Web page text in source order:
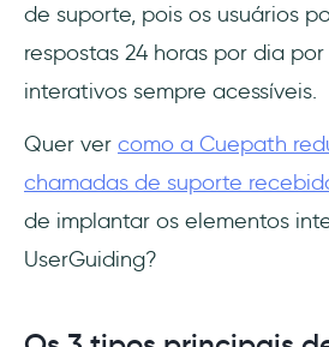
de suporte, pois os usuários
respostas 24 horas por dia
interativos sempre acessíveis.
Quer ver como a Cuepath
chamadas de suporte
de implantar os elementos
UserGuiding?